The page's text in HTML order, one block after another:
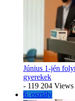
Június 1-jén
gyerekek
- 119 204 Views
6. osztály